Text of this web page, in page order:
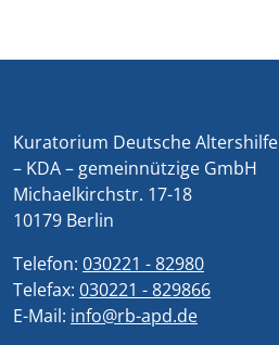
Kuratorium Deutsche Altershilfe
– KDA – gemeinnützige GmbH
Michaelkirchstr. 17-18
10179 Berlin
Telefon: 030221 - 82980
Telefax: 030221 - 829866
E-Mail: info@rb-apd.de